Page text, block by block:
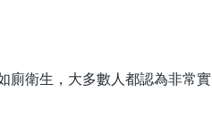
廁衛生，大多數人都認為非常實